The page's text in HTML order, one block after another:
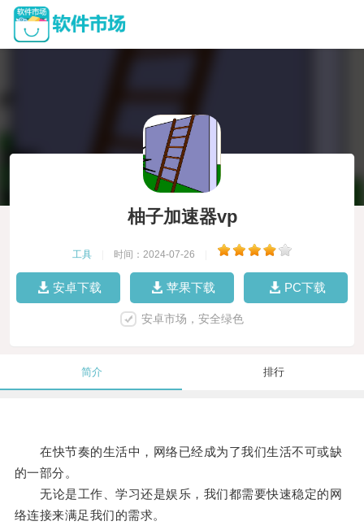
柚子加速器vp
工具 时间：2024-07-26
安卓下载 苹果下载 PC下载
安卓市场，安全绿色
简介 排行
在快节奏的生活中，网络已经成为了我们生活不可或缺
的一部分。
无论是工作、学习还是娱乐，我们都需要快速稳定的网
络连接来满足我们的需求。